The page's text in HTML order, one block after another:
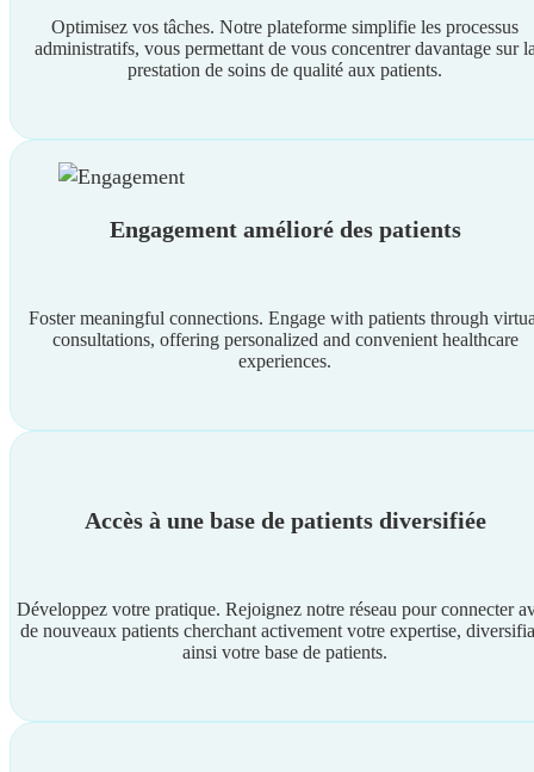
Optimisez vos tâches. Notre plateforme simplifie les processus
administratifs, vous permettant de vous concentrer davantage sur
prestation de soins de qualité aux patients.
Engagement amélioré des patients
Foster meaningful connections. Engage with patients through
consultations, offering personalized and convenient healthcare
experiences.
Accès à une base de patients diversifiée
Développez votre pratique. Rejoignez notre réseau pour connecter
de nouveaux patients cherchant activement votre expertise,
ainsi votre base de patients.